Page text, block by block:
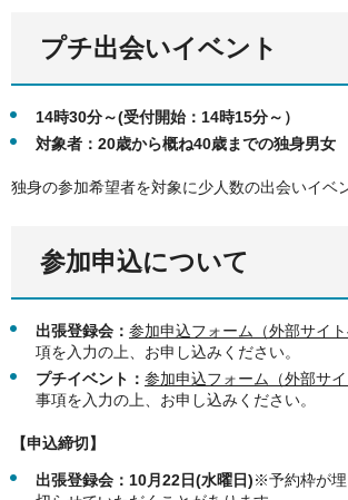
プチ出会いイベント
14時30分～(受付開始：14時15分～）​​​​​​
対象者：20歳から概ね40歳までの独身男女
独身の参加希望者を対象に少人数の出会いイベ
参加申込について
出張登録会： 参加申込フォーム（外部サイト
項を入力の上、お申し込みください。
プチイベント： 参加申込フォーム（外部サイ
事項を入力の上、お申し込みください。
【申込締切】
出張登録会：10月22日(水曜日)※予約枠が